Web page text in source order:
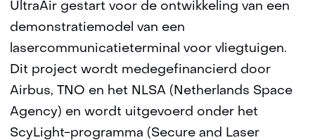
UltraAir gestart voor de ontwikkeling van een
demonstratiemodel van een
lasercommunicatieterminal voor vliegtuigen.
Dit project wordt medegefinancierd door
Airbus, TNO en het NLSA (Netherlands Space
Agency) en wordt uitgevoerd onder het
ScyLight-programma (Secure and Laser